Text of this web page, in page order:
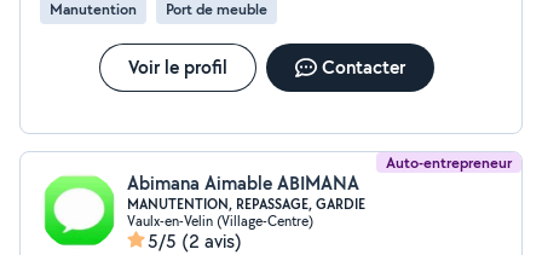
Manutention Port de meuble
Voir le profil Contacter
Auto-entrepreneur
Abimana Aimable ABIMANA
MANUTENTION, REPASSAGE, GARDIE
Vaulx-en-Velin (Village-Centre)
5/5 (2 avis)